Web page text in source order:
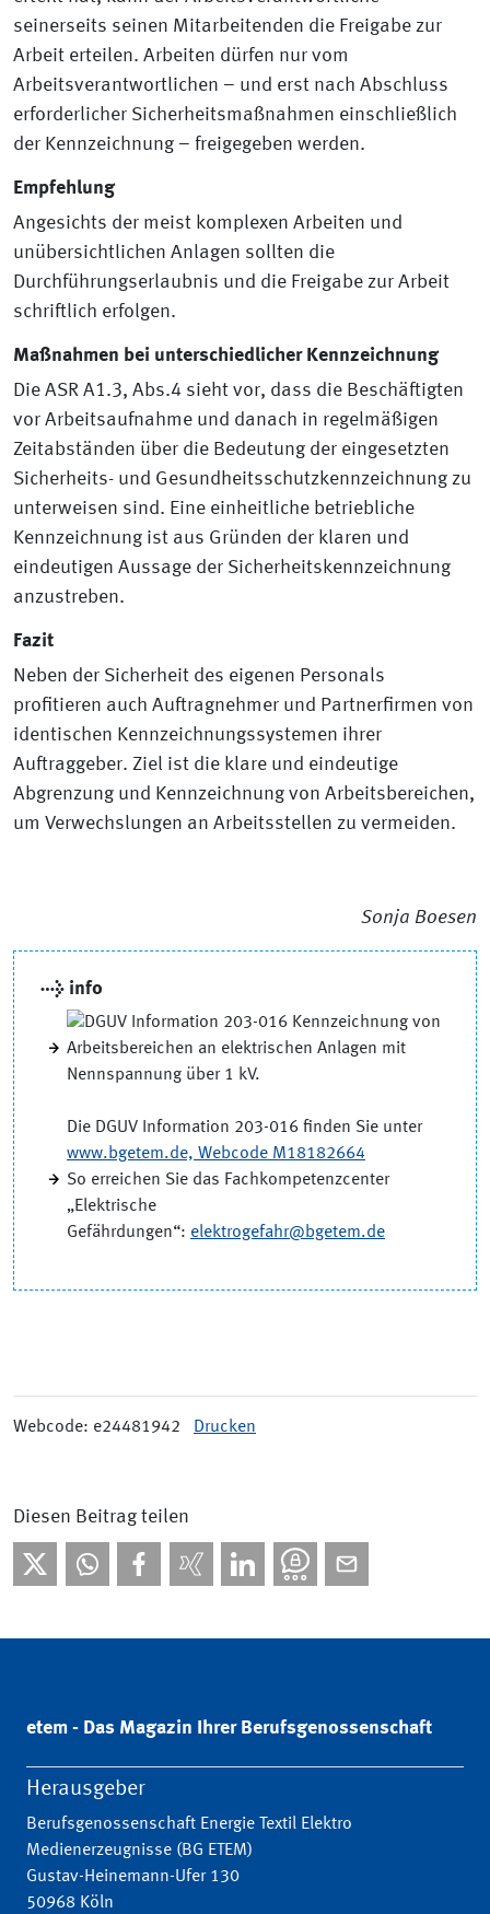
seinerseits seinen Mitarbeitenden die Freigabe zur
Arbeit erteilen. Arbeiten dürfen nur vom
Arbeitsverantwortlichen – und erst nach Abschluss
erforderlicher Sicherheitsmaßnahmen einschließlich
der Kennzeichnung – freigegeben werden.
Empfehlung
Angesichts der meist komplexen Arbeiten und
unübersichtlichen Anlagen sollten die
Durchführungserlaubnis und die Freigabe zur Arbeit
schriftlich erfolgen.
Maßnahmen bei unterschiedlicher Kennzeichnung
Die ASR A1.3, Abs.4 sieht vor, dass die Beschäftigten
vor Arbeitsaufnahme und danach in regelmäßigen
Zeitabständen über die Bedeutung der eingesetzten
Sicherheits- und Gesundheitsschutzkennzeichnung zu
unterweisen sind. Eine einheitliche betriebliche
Kennzeichnung ist aus Gründen der klaren und
eindeutigen Aussage der Sicherheitskennzeichnung
anzustreben.
Fazit
Neben der Sicherheit des eigenen Personals
profitieren auch Auftragnehmer und Partnerfirmen von
identischen Kennzeichnungssystemen ihrer
Auftraggeber. Ziel ist die klare und eindeutige
Abgrenzung und Kennzeichnung von Arbeitsbereichen,
um Verwechslungen an Arbeitsstellen zu vermeiden.
Sonja Boesen
→ info
Die DGUV Information 203-016 finden Sie unter
www.bgetem.de, Webcode M18182664
So erreichen Sie das Fachkompetenzcenter
„Elektrische
Gefährdungen“: elektrogefahr@bgetem.de
Webcode: e24481942 Drucken
Diesen Beitrag teilen
etem - Das Magazin Ihrer Berufsgenossenschaft
Herausgeber
Berufsgenossenschaft Energie Textil Elektro
Medienerzeugnisse (BG ETEM)
Gustav-Heinemann-Ufer 130
50968 Köln